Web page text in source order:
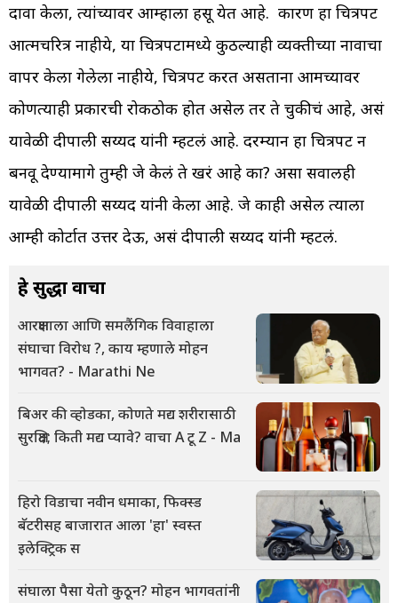
दावा केला, त्यांच्यावर आम्हाला हसू येत आहे. कारण हा चित्रपट
आत्मचरित्र नाहीये, या चित्रपटामध्ये कुठल्याही व्यक्तीच्या नावाचा
वापर केला गेलेला नाहीये, चित्रपट करत असताना आमच्यावर
कोणत्याही प्रकारची रोकठोक होत असेल तर ते चुकीचं आहे, असं
यावेळी दीपाली सय्यद यांनी म्हटलं आहे. दरम्यान हा चित्रपट न
बनवू देण्यामागे तुम्ही जे केलं ते खरं आहे का? असा सवालही
यावेळी दीपाली सय्यद यांनी केला आहे. जे काही असेल त्याला
आम्ही कोर्टात उत्तर देऊ, असं दीपाली सय्यद यांनी म्हटलं.
हे सुद्धा वाचा
आरक्षणाला आणि समलैंगिक विवाहाला
संघाचा विरोध ?, काय म्हणाले मोहन
भागवत? - Marathi Ne
बिअर की व्होडका, कोणते मद्य शरीरासाठी
सुरक्षित; किती मद्य प्यावे? वाचा A टू Z - Ma
हिरो विडाचा नवीन धमाका, फिक्स्ड
बॅटरीसह बाजारात आला 'हा' स्वस्त
इलेक्ट्रिक स
संघाला पैसा येतो कुठून? मोहन भागवतांनी